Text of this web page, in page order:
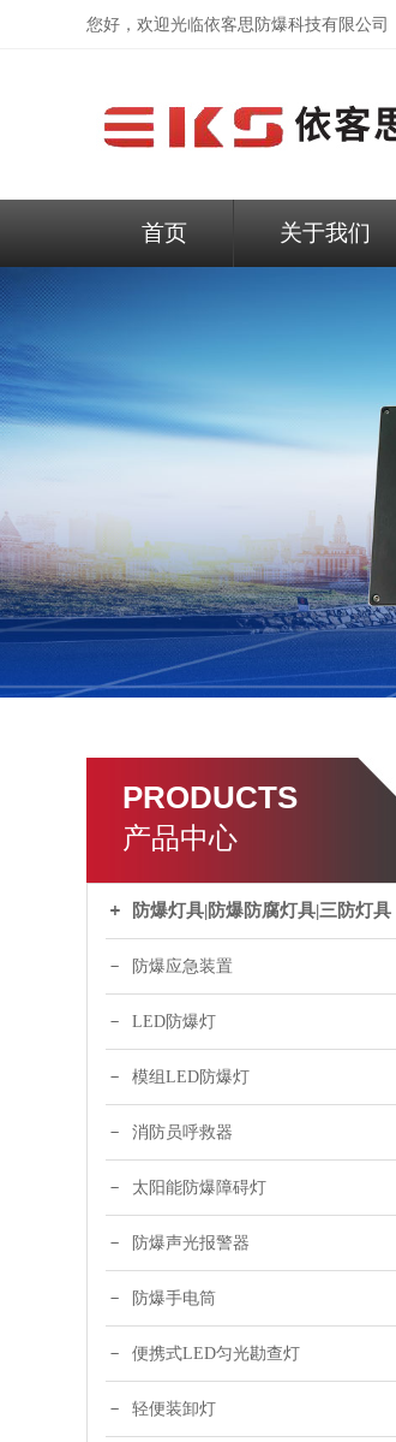
您好，欢迎光临依客思防爆科技有限公司
首页 关于我们
PRODUCTS
产品中心
防爆灯具|防爆防腐灯具|三防灯具
防爆应急装置
LED防爆灯
模组LED防爆灯
消防员呼救器
太阳能防爆障碍灯
防爆声光报警器
防爆手电筒
便携式LED匀光勘查灯
轻便装卸灯